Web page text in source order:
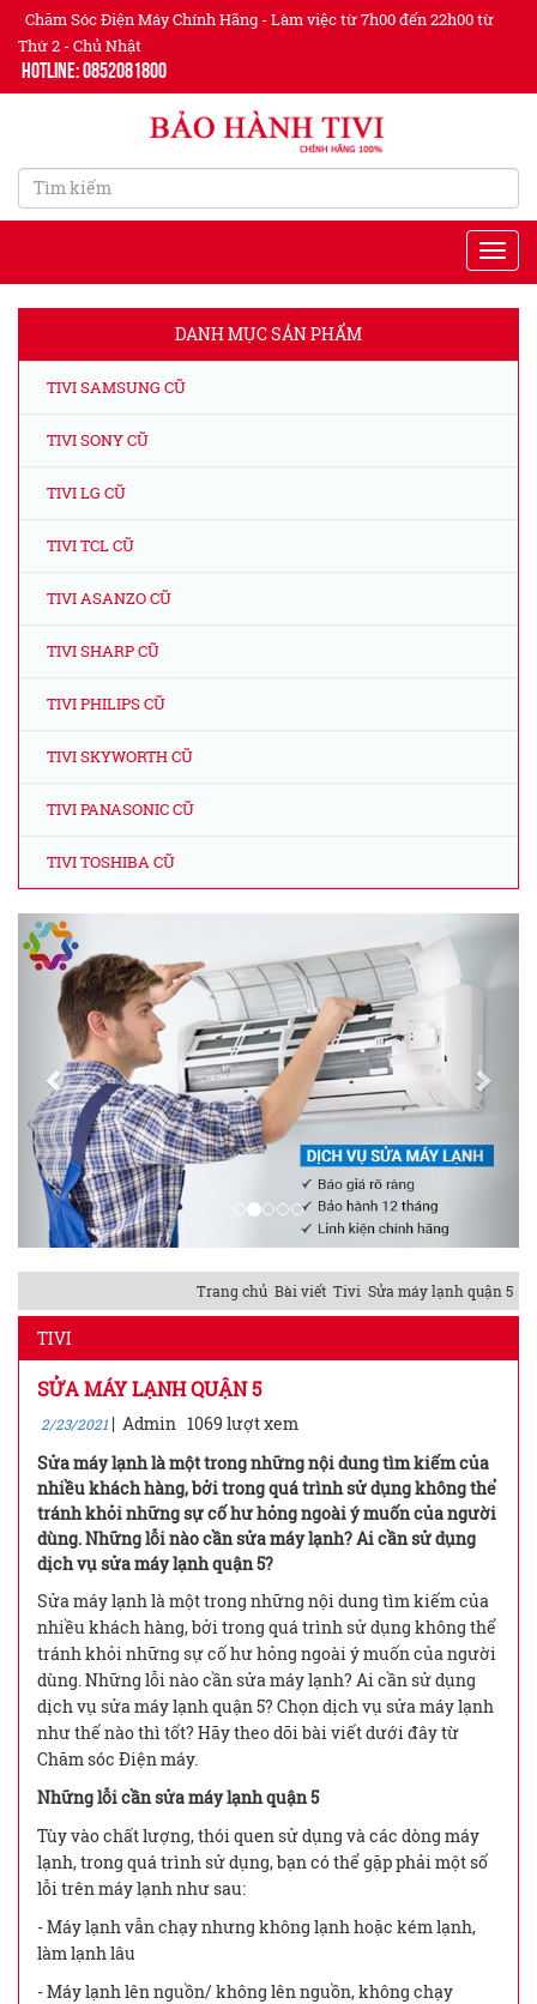
Chăm Sóc Điện Máy Chính Hãng - Làm việc từ 7h00 đến 22h00 từ
Thứ 2 - Chủ Nhật
Hotline: 0852081800
DANH MỤC SẢN PHẨM
TIVI SAMSUNG CŨ
TIVI SONY CŨ
TIVI LG CŨ
TIVI TCL CŨ
TIVI ASANZO CŨ
TIVI SHARP CŨ
TIVI PHILIPS CŨ
TIVI SKYWORTH CŨ
TIVI PANASONIC CŨ
TIVI TOSHIBA CŨ
Previous Next
Trang chủ Bài viết Tivi Sửa máy lạnh quận 5
TIVI
SỬA MÁY LẠNH QUẬN 5
2/23/2021 | Admin 1069 lượt xem
Sửa máy lạnh là một trong những nội dung tìm kiếm của
nhiều khách hàng, bởi trong quá trình sử dụng không thể
tránh khỏi những sự cố hư hỏng ngoài ý muốn của người
dùng. Những lỗi nào cần sửa máy lạnh? Ai cần sử dụng
dịch vụ sửa máy lạnh quận 5?
Sửa máy lạnh là một trong những nội dung tìm kiếm của
nhiều khách hàng, bởi trong quá trình sử dụng không thể
tránh khỏi những sự cố hư hỏng ngoài ý muốn của người
dùng. Những lỗi nào cần sửa máy lạnh? Ai cần sử dụng
dịch vụ sửa máy lạnh quận 5? Chọn dịch vụ sửa máy lạnh
như thế nào thì tốt? Hãy theo dõi bài viết dưới đây từ
Chăm sóc Điện máy.
Những lỗi cần sửa máy lạnh quận 5
Tùy vào chất lượng, thói quen sử dụng và các dòng máy
lạnh, trong quá trình sử dụng, bạn có thể gặp phải một số
lỗi trên máy lạnh như sau:
- Máy lạnh vẫn chạy nhưng không lạnh hoặc kém lạnh,
làm lạnh lâu
- Máy lạnh lên nguồn/ không lên nguồn, không chạy